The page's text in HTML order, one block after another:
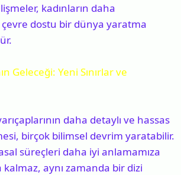
kadınların daha
dostu bir dünya yaratma
Geleceği: Yeni Sınırlar ve
daha detaylı ve hassas
birçok bilimsel devrim yaratabilir.
süreçleri daha iyi anlamamıza
kalmaz, aynı zamanda bir dizi